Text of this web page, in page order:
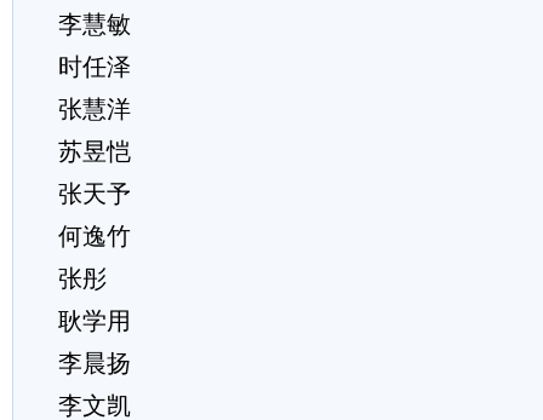
李慧敏
时任泽
张慧洋
苏昱恺
张天予
何逸竹
张彤
耿学用
李晨扬
李文凯